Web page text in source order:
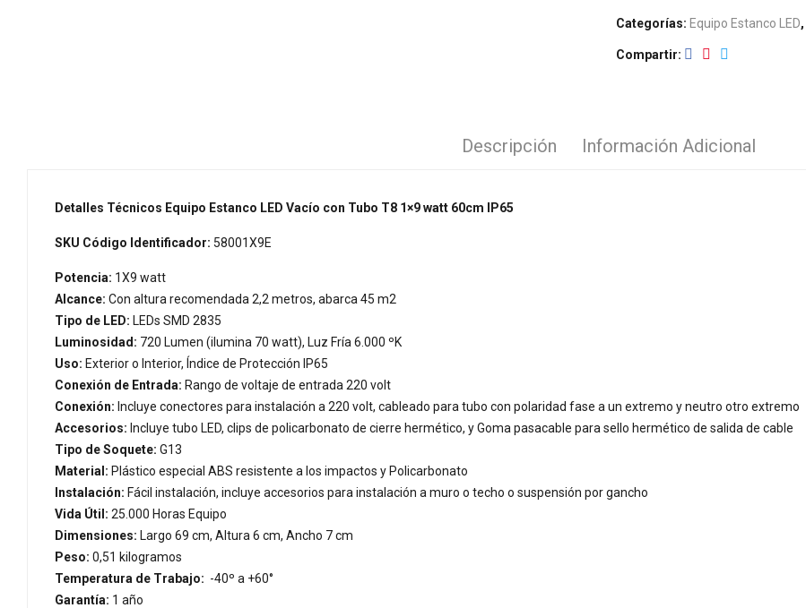
Categorías: Equipo Estanco LED,
Compartir
Descripción Información Adicional
Detalles Técnicos Equipo Estanco LED Vacío con Tubo T8 1×9 watt 60cm IP65
SKU Código Identificador: 58001X9E
Potencia: 1X9 watt
Alcance: Con altura recomendada 2,2 metros, abarca 45 m2
Tipo de LED: LEDs SMD 2835
Luminosidad: 720 Lumen (ilumina 70 watt), Luz Fría 6.000 ºK
Uso: Exterior o Interior, Índice de Protección IP65
Conexión de Entrada: Rango de voltaje de entrada 220 volt
Conexión: Incluye conectores para instalación a 220 volt, cableado para tubo con polaridad fase a un extremo y neutro otro extremo
Accesorios: Incluye tubo LED, clips de policarbonato de cierre hermético, y Goma pasacable para sello hermético de salida de cable
Tipo de Soquete: G13
Material: Plástico especial ABS resistente a los impactos y Policarbonato
Instalación: Fácil instalación, incluye accesorios para instalación a muro o techo o suspensión por gancho
Vida Útil: 25.000 Horas Equipo
Dimensiones: Largo 69 cm, Altura 6 cm, Ancho 7 cm
Peso: 0,51 kilogramos
Temperatura de Trabajo: -40º a +60°
Garantía: 1 año